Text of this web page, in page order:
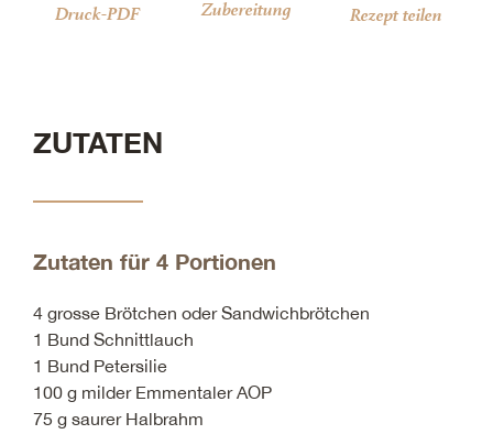
Druck-PDF Zubereitung Rezept teilen
ZUTATEN
Zutaten für 4 Portionen
4 grosse Brötchen oder Sandwichbrötchen
1 Bund Schnittlauch
1 Bund Petersilie
100 g milder Emmentaler AOP
75 g saurer Halbrahm